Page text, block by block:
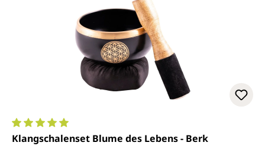
Durchschnittliche Bewertung von 5 von 5 Sternen
Klangschalenset Blume des Lebens - Berk